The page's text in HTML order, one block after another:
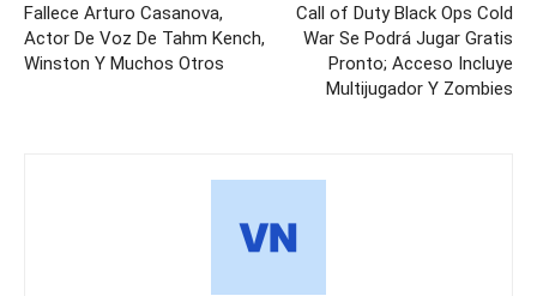
Fallece Arturo Casanova,
Actor De Voz De Tahm Kench,
Winston Y Muchos Otros
Call of Duty Black Ops Cold
War Se Podrá Jugar Gratis
Pronto; Acceso Incluye
Multijugador Y Zombies